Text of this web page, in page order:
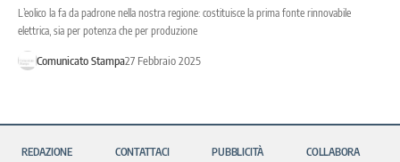
L’eolico la fa da padrone nella nostra regione: costituisce la prima fonte rinnovabile
elettrica, sia per potenza che per produzione
Comunicato Stampa27 Febbraio 2025
REDAZIONE CONTATTACI PUBBLICITÀ COLLABORA